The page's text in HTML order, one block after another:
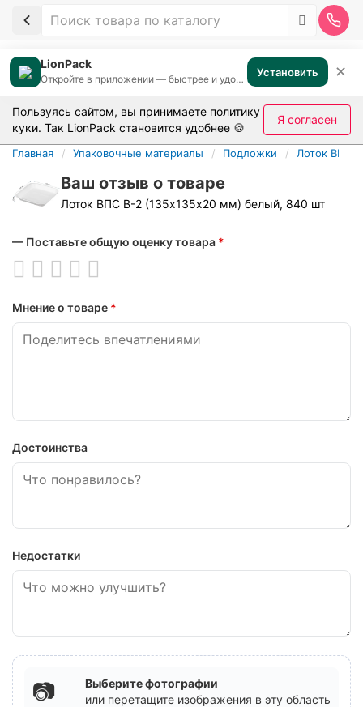
LionPack
Откройте в приложении — быстрее и удобнее Установить ✕
Пользуясь сайтом, вы принимаете политику
куки. Так LionPack становится удобнее 🍪
Я согласен
Главная Упаковочные материалы Подложки Лоток ВПС
Ваш отзыв о товаре
Лоток ВПС В-2 (135х135х20 мм) белый, 840 шт
— Поставьте общую оценку товара *
Мнение о товаре *
Достоинства
Недостатки
📷
Выберите фотографии
или перетащите изображения в эту область